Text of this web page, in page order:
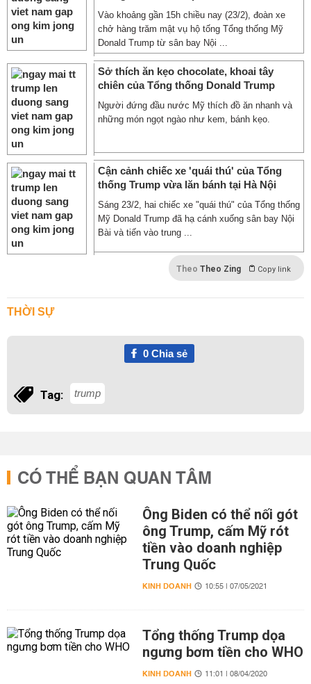
Vào khoảng gần 15h chiều nay (23/2), đoàn xe
chở hàng trăm mật vụ hộ tống Tổng thống Mỹ
Donald Trump từ sân bay Nội ...
Sở thích ăn kẹo chocolate, khoai tây
chiên của Tổng thống Donald Trump
Người đứng đầu nước Mỹ thích đồ ăn nhanh và
những món ngọt ngào như kem, bánh kẹo.
Cận cảnh chiếc xe 'quái thú' của Tổng
thống Trump vừa lăn bánh tại Hà Nội
Sáng 23/2, hai chiếc xe "quái thú" của Tổng thống
Mỹ Donald Trump đã hạ cánh xuống sân bay Nội
Bài và tiến vào trung ...
Theo Theo Zing Copy link
THỜI SỰ
0Chia sẻ
Tag: trump
CÓ THỂ BẠN QUAN TÂM
Ông Biden có thể nối gót
ông Trump, cấm Mỹ rót
tiền vào doanh nghiệp
Trung Quốc
KINH DOANH 10:55 | 07/05/2021
Tổng thống Trump dọa
ngưng bơm tiền cho WHO
KINH DOANH 11:01 | 08/04/2020